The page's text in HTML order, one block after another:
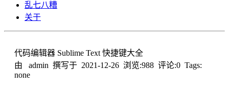
乱七八糟
关于
代码编辑器 Sublime Text 快捷键大全
由 admin 撰写于 2021-12-26 浏览:988 评论:0 Tags:
none